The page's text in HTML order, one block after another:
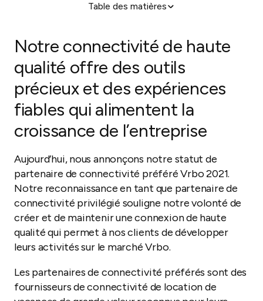
Table des matières
croissance de l'entreprise
Notre connectivité de haute
qualité offre des outils
précieux et des expériences
fiables qui alimentent la
croissance de l’entreprise
Aujourd’hui, nous annonçons notre statut de
partenaire de connectivité préféré Vrbo 2021.
Notre reconnaissance en tant que partenaire de
connectivité privilégié souligne notre volonté de
créer et de maintenir une connexion de haute
qualité qui permet à nos clients de développer
leurs activités sur le marché Vrbo.
Les partenaires de connectivité préférés sont des
fournisseurs de connectivité de location de